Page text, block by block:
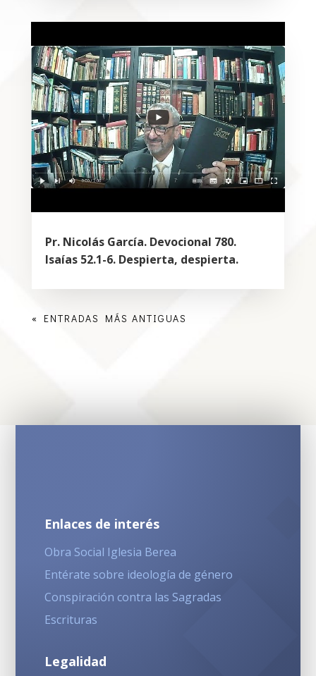
Pr. Nicolás García. Devocional 780.
Isaías 52.1-6. Despierta, despierta.
« ENTRADAS MÁS ANTIGUAS
Enlaces de interés
Obra Social Iglesia Berea
Entérate sobre ideología de género
Conspiración contra las Sagradas
Escrituras
Legalidad